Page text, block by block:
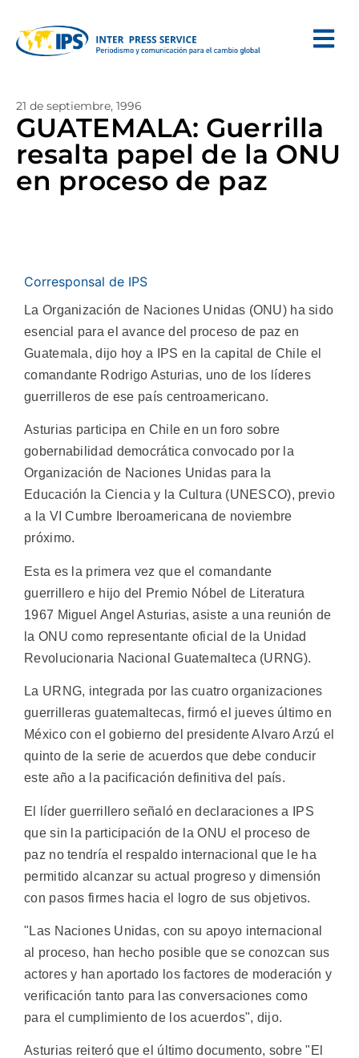
21 de septiembre, 1996
GUATEMALA: Guerrilla
resalta papel de la ONU
en proceso de paz
Corresponsal de IPS
La Organización de Naciones Unidas (ONU) ha sido
esencial para el avance del proceso de paz en
Guatemala, dijo hoy a IPS en la capital de Chile el
comandante Rodrigo Asturias, uno de los líderes
guerrilleros de ese país centroamericano.
Asturias participa en Chile en un foro sobre
gobernabilidad democrática convocado por la
Organización de Naciones Unidas para la
Educación la Ciencia y la Cultura (UNESCO), previo
a la VI Cumbre Iberoamericana de noviembre
próximo.
Esta es la primera vez que el comandante
guerrillero e hijo del Premio Nóbel de Literatura
1967 Miguel Angel Asturias, asiste a una reunión de
la ONU como representante oficial de la Unidad
Revolucionaria Nacional Guatemalteca (URNG).
La URNG, integrada por las cuatro organizaciones
guerrilleras guatemaltecas, firmó el jueves último en
México con el gobierno del presidente Alvaro Arzú el
quinto de la serie de acuerdos que debe conducir
este año a la pacificación definitiva del país.
El líder guerrillero señaló en declaraciones a IPS
que sin la participación de la ONU el proceso de
paz no tendría el respaldo internacional que le ha
permitido alcanzar su actual progreso y dimensión
con pasos firmes hacia el logro de sus objetivos.
"Las Naciones Unidas, con su apoyo internacional
al proceso, han hecho posible que se conozcan sus
actores y han aportado los factores de moderación y
verificación tanto para las conversaciones como
para el cumplimiento de los acuerdos", dijo.
Asturias reiteró que el último documento, sobre "El